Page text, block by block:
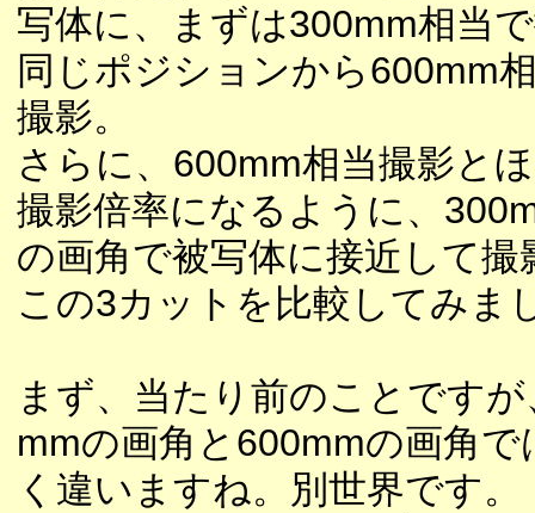
写体に、まずは300mm相当
同じポジションから600mm
撮影。
さらに、600mm相当撮影と
撮影倍率になるように、
の画角で被写体に接近して撮
この3カットを比較してみま
まず、当たり前のことです
mmの画角と600mmの画角で
く違いますね。別世界です。